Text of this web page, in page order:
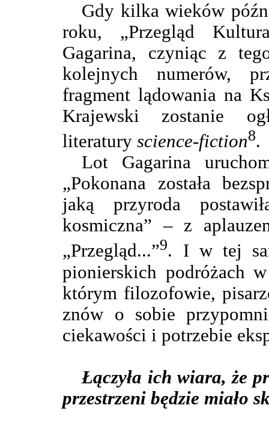
Gdy kilka wieków
roku, „Przegląd
Gagarina, czyniąc z
kolejnych numerów,
fragment lądowania na
Krajewski zostanie
literaturyscience-fiction8.
Lot Gagarina
„Pokonana została
jaką przyroda
kosmiczna” – z
„Przegląd...”9. I w tej
pionierskich podróżach
którym filozofowie,
znów o sobie
ciekawości i potrzebie
Łączyła ich wiara, że
przestrzeni będzie miało